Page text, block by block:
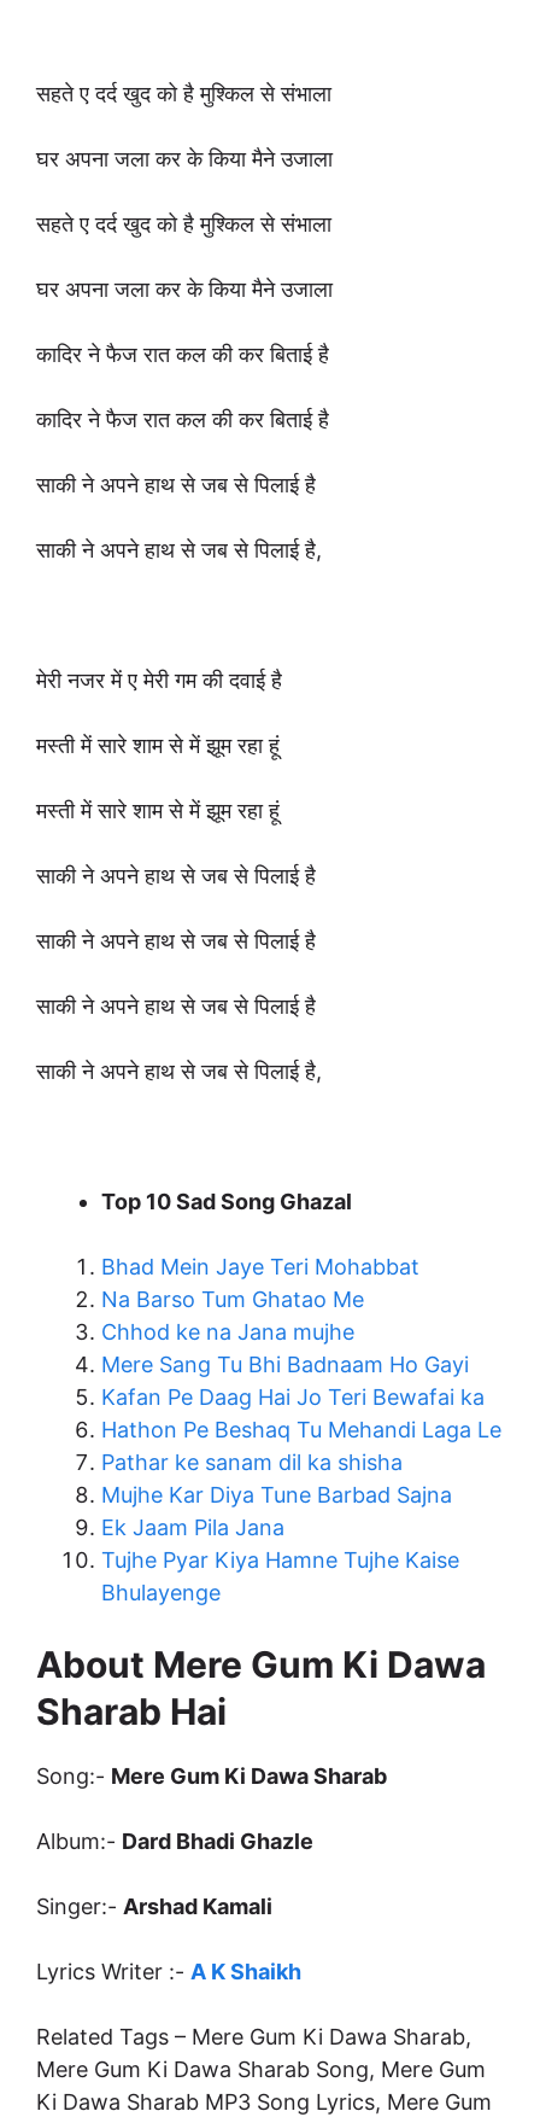
सहते ए दर्द खुद को है मुश्किल से संभाला
घर अपना जला कर के किया मैने उजाला
सहते ए दर्द खुद को है मुश्किल से संभाला
घर अपना जला कर के किया मैने उजाला
कादिर ने फैज रात कल की कर बिताई है
कादिर ने फैज रात कल की कर बिताई है
साकी ने अपने हाथ से जब से पिलाई है
साकी ने अपने हाथ से जब से पिलाई है,
मेरी नजर में ए मेरी गम की दवाई है
मस्ती में सारे शाम से में झूम रहा हूं
मस्ती में सारे शाम से में झूम रहा हूं
साकी ने अपने हाथ से जब से पिलाई है
साकी ने अपने हाथ से जब से पिलाई है
साकी ने अपने हाथ से जब से पिलाई है
साकी ने अपने हाथ से जब से पिलाई है,
Top 10 Sad Song Ghazal
Bhad Mein Jaye Teri Mohabbat
Na Barso Tum Ghatao Me
Chhod ke na Jana mujhe
Mere Sang Tu Bhi Badnaam Ho Gayi
Kafan Pe Daag Hai Jo Teri Bewafai ka
Hathon Pe Beshaq Tu Mehandi Laga Le
Pathar ke sanam dil ka shisha
Mujhe Kar Diya Tune Barbad Sajna
Ek Jaam Pila Jana
Tujhe Pyar Kiya Hamne Tujhe Kaise
Bhulayenge
About Mere Gum Ki Dawa
Sharab Hai
Song:- Mere Gum Ki Dawa Sharab
Album:- Dard Bhadi Ghazle
Singer:- Arshad Kamali
Lyrics Writer :- A K Shaikh
Related Tags – Mere Gum Ki Dawa Sharab,
Mere Gum Ki Dawa Sharab Song, Mere Gum
Ki Dawa Sharab MP3 Song Lyrics, Mere Gum